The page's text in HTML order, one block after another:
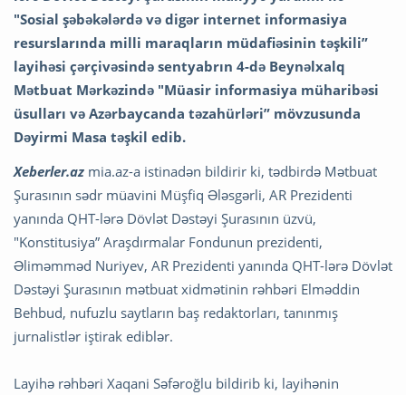
"Sosial şəbəkələrdə və digər internet informasiya
resurslarında milli maraqların müdafiəsinin təşkili”
layihəsi çərçivəsində sentyabrın 4-də Beynəlxalq
Mətbuat Mərkəzində "Müasir informasiya müharibəsi
üsulları və Azərbaycanda təzahürləri” mövzusunda
Dəyirmi Masa təşkil edib.
Xeberler.az mia.az-a istinadən bildirir ki, tədbirdə Mətbuat
Şurasının sədr müavini Müşfiq Ələsgərli, AR Prezidenti
yanında QHT-lərə Dövlət Dəstəyi Şurasının üzvü,
"Konstitusiya” Araşdırmalar Fondunun prezidenti,
Əliməmməd Nuriyev, AR Prezidenti yanında QHT-lərə Dövlət
Dəstəyi Şurasının mətbuat xidmətinin rəhbəri Elməddin
Behbud, nufuzlu saytların baş redaktorları, tanınmış
jurnalistlər iştirak ediblər.
Layihə rəhbəri Xaqani Səfəroğlu bildirib ki, layihənin